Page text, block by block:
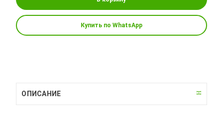
Купить по WhatsApp
ОПИСАНИЕ